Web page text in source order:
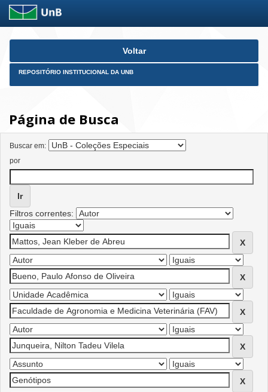
Skip
Voltar
REPOSITÓRIO INSTITUCIONAL DA UNB
Página de Busca
Buscar em:
por
Filtros correntes: